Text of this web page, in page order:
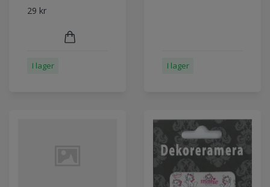
29 kr
I lager I lager